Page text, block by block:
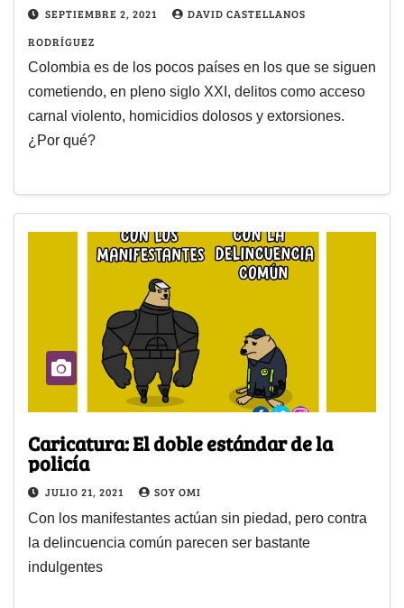
SEPTIEMBRE 2, 2021
DAVID CASTELLANOS
RODRÍGUEZ
Colombia es de los pocos países en los que se siguen
cometiendo, en pleno siglo XXI, delitos como acceso
carnal violento, homicidios dolosos y extorsiones.
¿Por qué?
Caricatura: El doble estándar de la
policía
JULIO 21, 2021 SOY OMI
Con los manifestantes actúan sin piedad, pero contra
la delincuencia común parecen ser bastante
indulgentes